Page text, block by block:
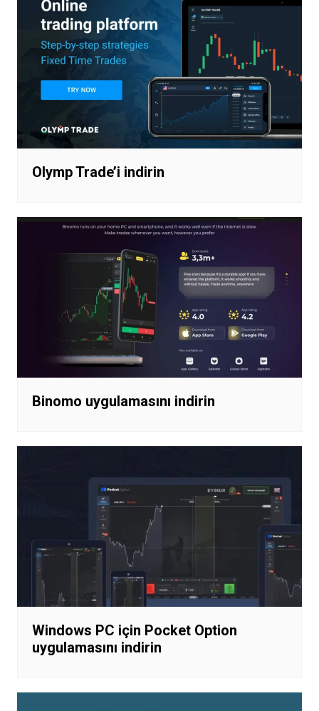
Olymp Trade’i indirin
Binomo uygulamasını indirin
Windows PC için Pocket Option
uygulamasını indirin